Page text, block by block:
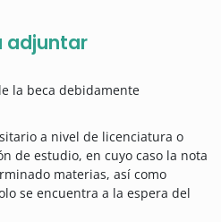
adjuntar
la beca debidamente
a nivel de licenciatura o
de estudio, en cuyo caso la nota
materias, así como
se encuentra a la espera del